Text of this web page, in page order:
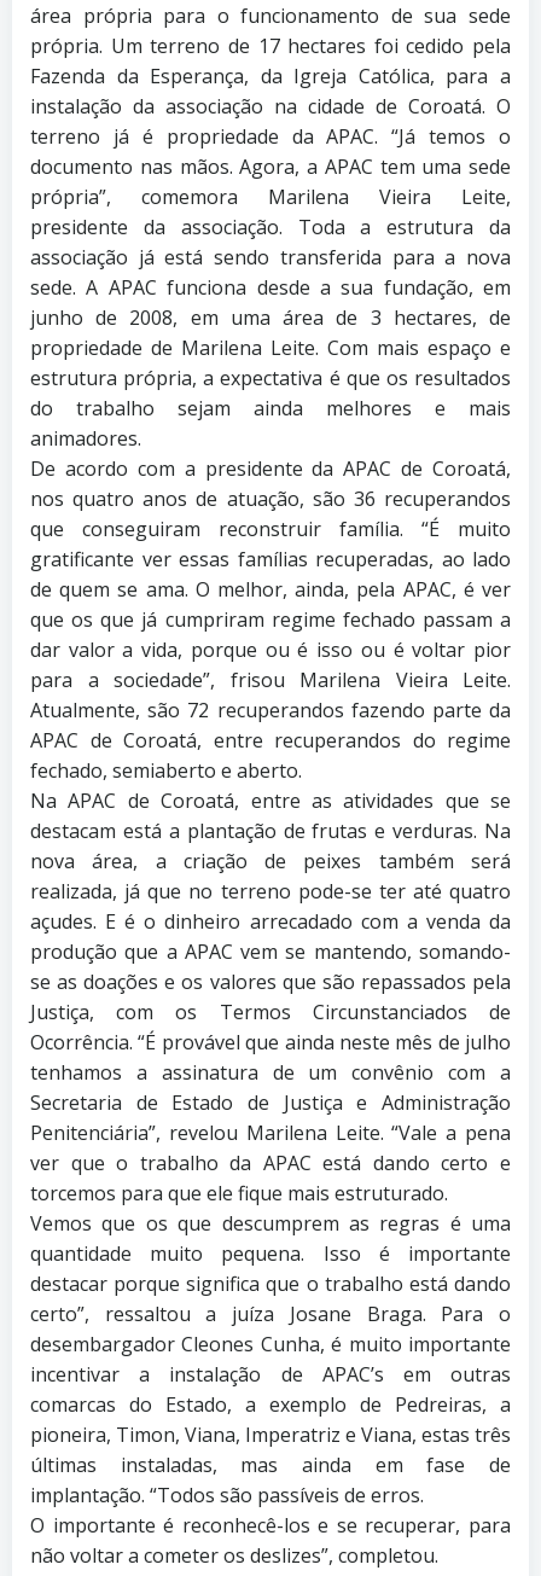
área própria para o funcionamento de sua sede
própria. Um terreno de 17 hectares foi cedido pela
Fazenda da Esperança, da Igreja Católica, para a
instalação da associação na cidade de Coroatá. O
terreno já é propriedade da APAC. “Já temos o
documento nas mãos. Agora, a APAC tem uma sede
própria”, comemora Marilena Vieira Leite,
presidente da associação. Toda a estrutura da
associação já está sendo transferida para a nova
sede. A APAC funciona desde a sua fundação, em
junho de 2008, em uma área de 3 hectares, de
propriedade de Marilena Leite. Com mais espaço e
estrutura própria, a expectativa é que os resultados
do trabalho sejam ainda melhores e mais
animadores.
De acordo com a presidente da APAC de Coroatá,
nos quatro anos de atuação, são 36 recuperandos
que conseguiram reconstruir família. “É muito
gratificante ver essas famílias recuperadas, ao lado
de quem se ama. O melhor, ainda, pela APAC, é ver
que os que já cumpriram regime fechado passam a
dar valor a vida, porque ou é isso ou é voltar pior
para a sociedade”, frisou Marilena Vieira Leite.
Atualmente, são 72 recuperandos fazendo parte da
APAC de Coroatá, entre recuperandos do regime
fechado, semiaberto e aberto.
Na APAC de Coroatá, entre as atividades que se
destacam está a plantação de frutas e verduras. Na
nova área, a criação de peixes também será
realizada, já que no terreno pode-se ter até quatro
açudes. E é o dinheiro arrecadado com a venda da
produção que a APAC vem se mantendo, somando-
se as doações e os valores que são repassados pela
Justiça, com os Termos Circunstanciados de
Ocorrência. “É provável que ainda neste mês de julho
tenhamos a assinatura de um convênio com a
Secretaria de Estado de Justiça e Administração
Penitenciária”, revelou Marilena Leite. “Vale a pena
ver que o trabalho da APAC está dando certo e
torcemos para que ele fique mais estruturado.
Vemos que os que descumprem as regras é uma
quantidade muito pequena. Isso é importante
destacar porque significa que o trabalho está dando
certo”, ressaltou a juíza Josane Braga. Para o
desembargador Cleones Cunha, é muito importante
incentivar a instalação de APAC’s em outras
comarcas do Estado, a exemplo de Pedreiras, a
pioneira, Timon, Viana, Imperatriz e Viana, estas três
últimas instaladas, mas ainda em fase de
implantação. “Todos são passíveis de erros.
O importante é reconhecê-los e se recuperar, para
não voltar a cometer os deslizes”, completou.